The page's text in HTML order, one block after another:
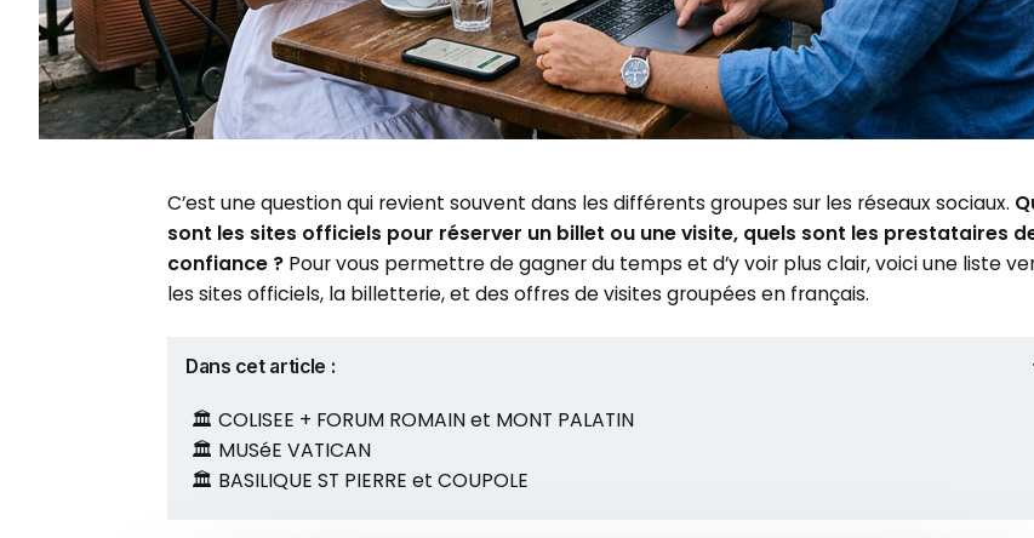
C’est une question qui revient souvent dans les différents groupes sur les réseaux sociaux.
sont les sites officiels pour réserver un billet ou une visite, quels sont les prestataires
confiance ? Pour vous permettre de gagner du temps et d’y voir plus clair, voici une liste
les sites officiels, la billetterie, et des offres de visites groupées en français.
Dans cet article :
🏛️ COLISEE + FORUM ROMAIN et MONT PALATIN
🏛️ MUSéE VATICAN
🏛️ BASILIQUE ST PIERRE et COUPOLE